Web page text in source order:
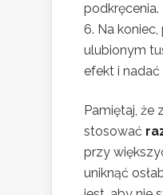
podkręcenia.
Na
ulubionym
efekt i nadać
Pamiętaj, że
stosować
przy
uniknąć